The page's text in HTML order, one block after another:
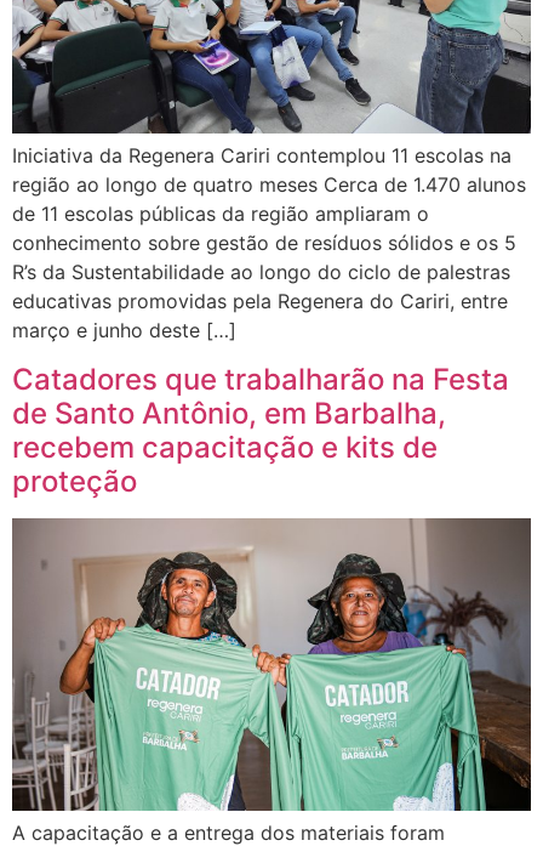
Iniciativa da Regenera Cariri contemplou 11 escolas na
região ao longo de quatro meses Cerca de 1.470 alunos
de 11 escolas públicas da região ampliaram o
conhecimento sobre gestão de resíduos sólidos e os 5
R’s da Sustentabilidade ao longo do ciclo de palestras
educativas promovidas pela Regenera do Cariri, entre
março e junho deste […]
Catadores que trabalharão na Festa
de Santo Antônio, em Barbalha,
recebem capacitação e kits de
proteção
A capacitação e a entrega dos materiais foram